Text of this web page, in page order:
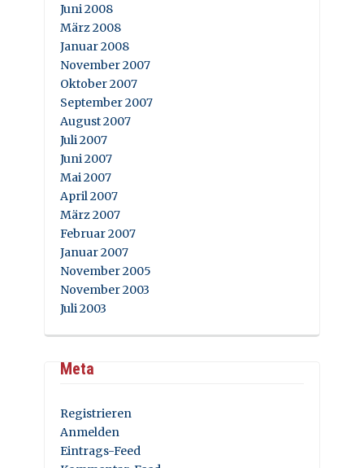
Juni 2008
März 2008
Januar 2008
November 2007
Oktober 2007
September 2007
August 2007
Juli 2007
Juni 2007
Mai 2007
April 2007
März 2007
Februar 2007
Januar 2007
November 2005
November 2003
Juli 2003
Meta
Registrieren
Anmelden
Eintrags-Feed